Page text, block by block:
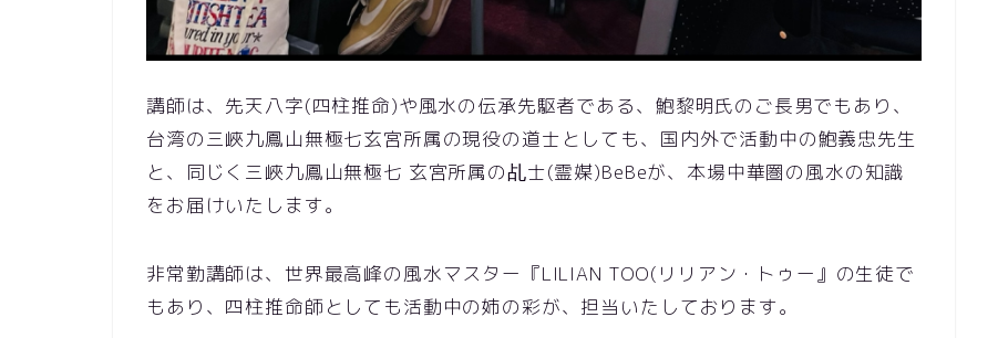
講師は、先天八字(四柱推命)や風水の伝承先駆者である、鮑黎明氏のご長男でもあり、
台湾の三峽九鳳山無極七玄宮所属の現役の道士としても、国内外で活動中の鮑義忠先生
と、同じく三峽九鳳山無極七 玄宮所属の乩士(霊媒)BeBeが、本場中華圏の風水の知識
をお届けいたします。
非常勤講師は、世界最高峰の風水マスター『LILIAN TOO(リリアン・トゥー』の生徒で
もあり、四柱推命師としても活動中の姉の彩が、担当いたしております。